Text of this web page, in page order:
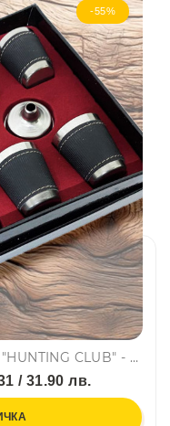
-55%
Стилен подаръчен комплет "HUNTING CLUB" - манерка за алкохол, чашки и фунийка
/ 31.90 лв.